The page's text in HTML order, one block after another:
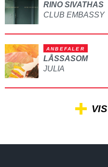
RINO SIVATHAS
CLUB EMBASSY
ANBEFALER
LÅSSASOM
JULIA